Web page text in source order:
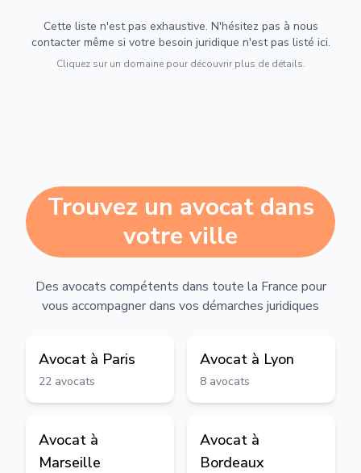
Cette liste n'est pas exhaustive. N'hésitez pas à nous
contacter même si votre besoin juridique n'est pas listé ici.
Cliquez sur un domaine pour découvrir plus de détails.
Trouvez un avocat dans
votre ville
Des avocats compétents dans toute la France pour
vous accompagner dans vos démarches juridiques
Avocat à Paris
22 avocats
Avocat à Lyon
8 avocats
Avocat à
Marseille
Avocat à
Bordeaux